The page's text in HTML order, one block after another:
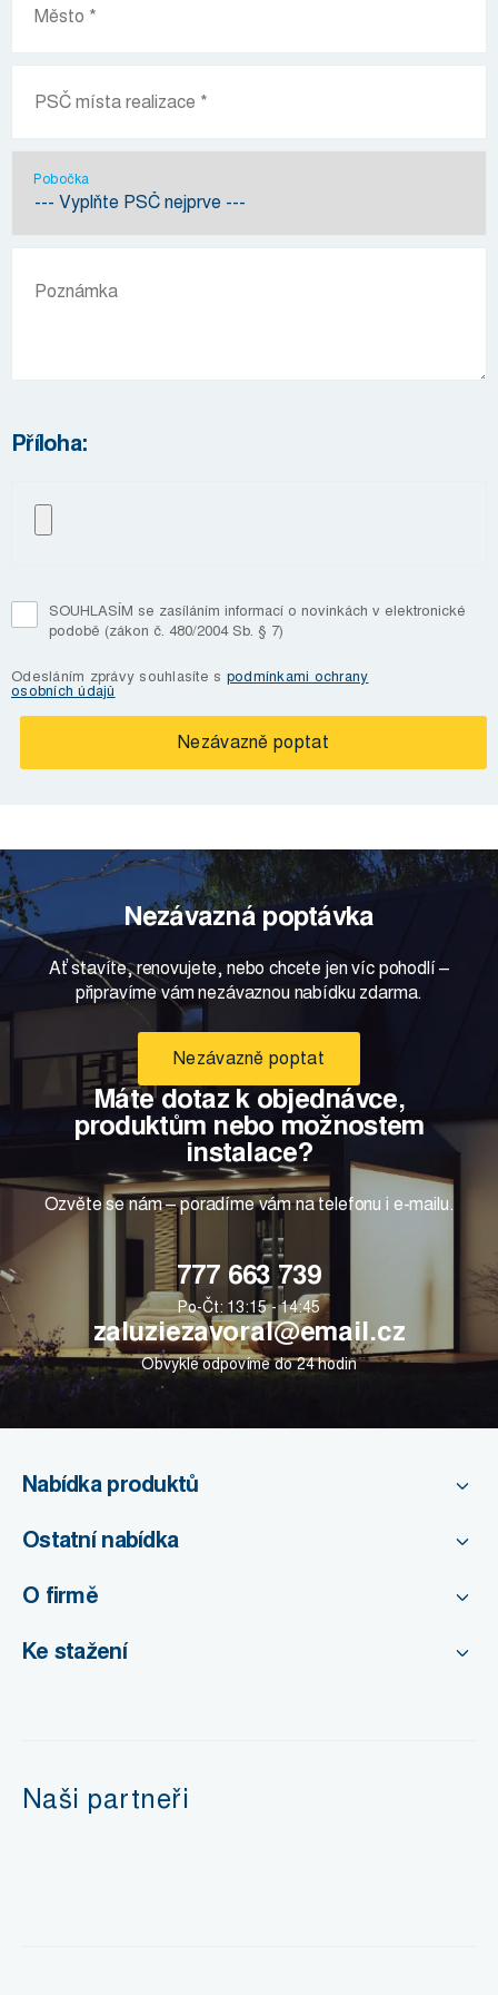
Pobočka
Příloha:
SOUHLASÍM se zasíláním informací o novinkách v elektronické
podobě (zákon č. 480/2004 Sb. § 7)
Odesláním zprávy souhlasíte s podmínkami ochrany
osobních údajů
Nezávazná poptávka
Ať stavíte, renovujete, nebo chcete jen víc pohodlí –
připravíme vám nezávaznou nabídku zdarma.
Nezávazně poptat
Máte dotaz k objednávce,
produktům nebo možnostem
instalace?
Ozvěte se nám – poradíme vám na telefonu i e-mailu.
777 663 739
Po-Čt: 13:15 - 14:45
zaluziezavoral@email.cz
Obvykle odpovíme do 24 hodin
Nabídka produktů
Ostatní nabídka
O firmě
Ke stažení
Naši partneři